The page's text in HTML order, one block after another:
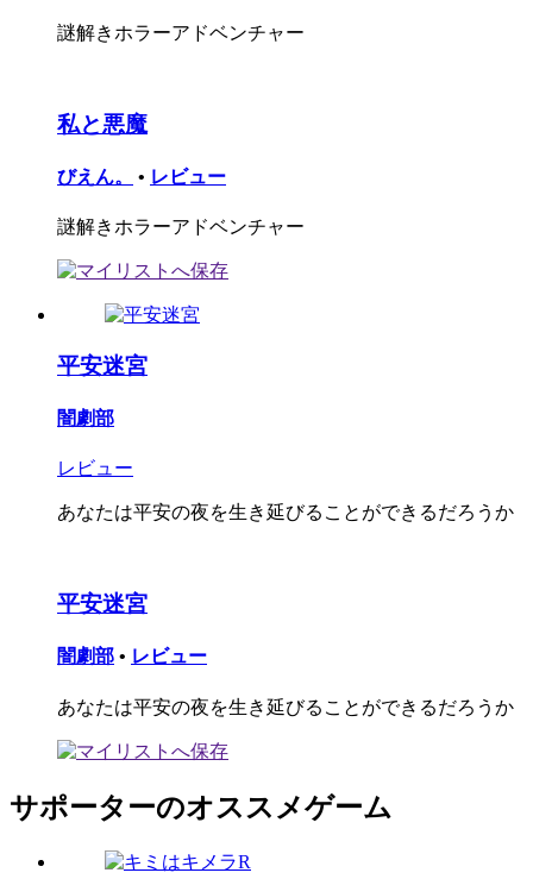
謎解きホラーアドベンチャー
私と悪魔
びえん。 • レビュー
謎解きホラーアドベンチャー
平安迷宮
闇劇部
レビュー
あなたは平安の夜を生き延びることができるだろうか
平安迷宮
闇劇部 • レビュー
あなたは平安の夜を生き延びることができるだろうか
サポーターのオススメゲーム